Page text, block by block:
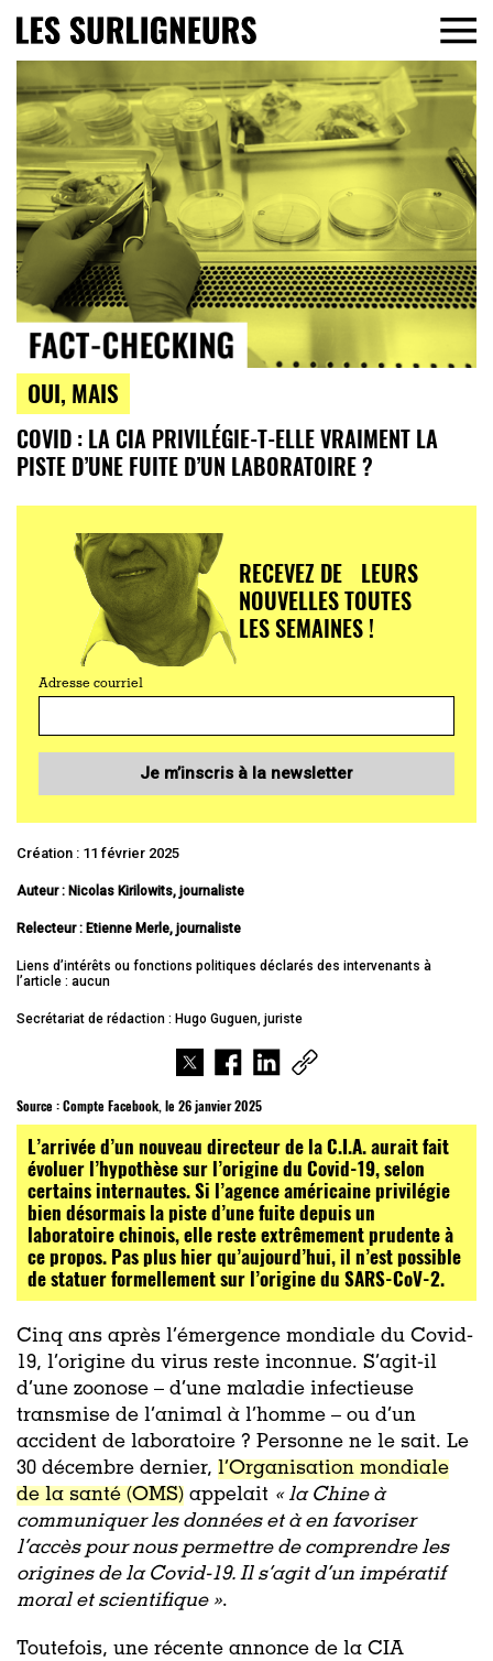
OUI, MAIS
COVID : LA CIA PRIVILÉGIE-T-ELLE VRAIMENT LA
PISTE D’UNE FUITE D’UN LABORATOIRE ?
RECEVEZ DE LEURS
NOUVELLES TOUTES
LES SEMAINES !
Adresse courriel
Je m’inscris à la newsletter
Création : 11 février 2025
Auteur : Nicolas Kirilowits, journaliste
Relecteur : Etienne Merle, journaliste
Liens d’intérêts ou fonctions politiques déclarés des intervenants à
l’article : aucun
Secrétariat de rédaction : Hugo Guguen, juriste
Source :Compte Facebook, le 26 janvier 2025
L’arrivée d’un nouveau directeur de la C.I.A. aurait fait
évoluer l’hypothèse sur l’origine du Covid-19, selon
certains internautes. Si l’agence américaine privilégie
bien désormais la piste d’une fuite depuis un
laboratoire chinois, elle reste extrêmement prudente à
ce propos. Pas plus hier qu’aujourd’hui, il n’est possible
de statuer formellement sur l’origine du SARS-CoV-2.
Cinq ans après l’émergence mondiale du Covid-
19, l’origine du virus reste inconnue. S’agit-il
d’une zoonose – d’une maladie infectieuse
transmise de l’animal à l’homme – ou d’un
accident de laboratoire ? Personne ne le sait. Le
30 décembre dernier, l’Organisation mondiale
de la santé (OMS) appelait « la Chine à
communiquer les données et à en favoriser
l’accès pour nous permettre de comprendre les
origines de la Covid-19. Il s’agit d’un impératif
moral et scientifique ».
Toutefois, une récente annonce de la CIA